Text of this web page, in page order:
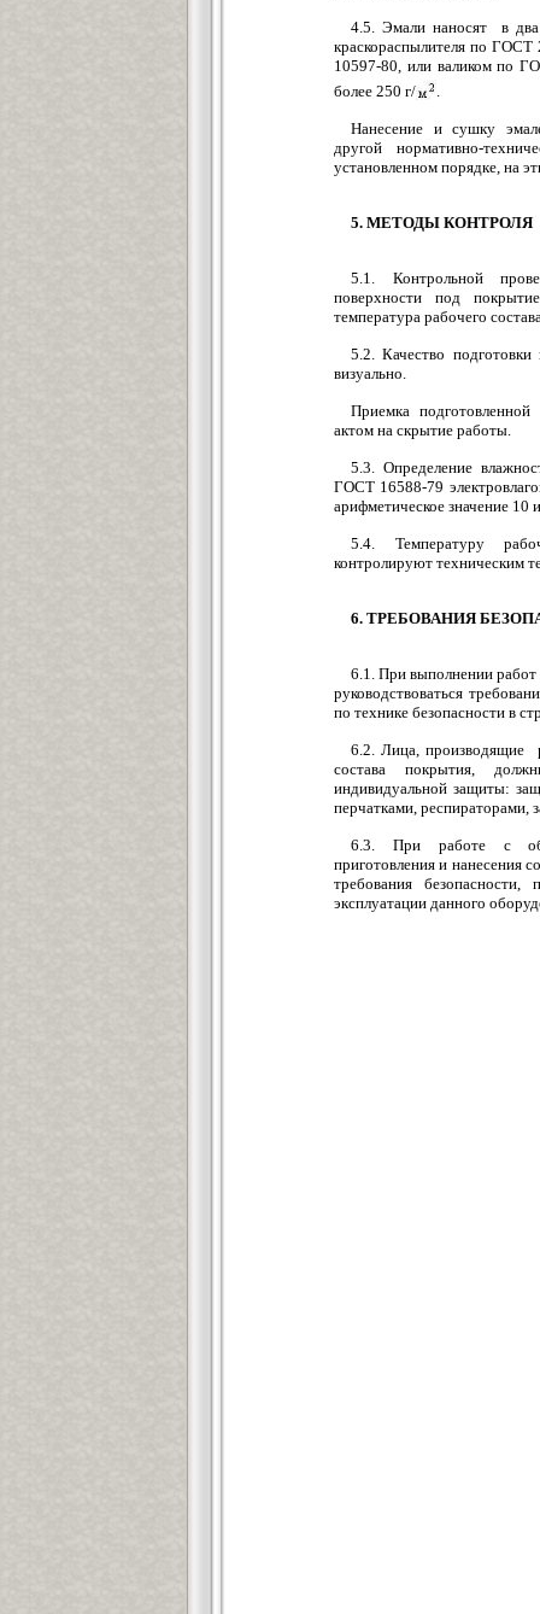
4.5. Эмали наносят в
краскораспылителя по
10597-80, или валиком по
более 250 г/
.
Нанесение и сушку
другой нормативно-
установленном порядке, на
5. МЕТОДЫ КОНТРОЛЯ
5.1. Контрольной
поверхности под
температура рабочего
5.2. Качество
визуально.
Приемка
актом на скрытие работы.
5.3. Определение
ГОСТ 16588-79
арифметическое значение 10
5.4. Температуру
контролируют
6. ТРЕБОВАНИЯ
6.1. При выполнении работ
руководствоваться
по технике безопасности в
6.2. Лица, производящие
состава покрытия,
индивидуальной защиты:
перчатками,
6.3. При работе с
приготовления и нанесения
требования
эксплуатации данного